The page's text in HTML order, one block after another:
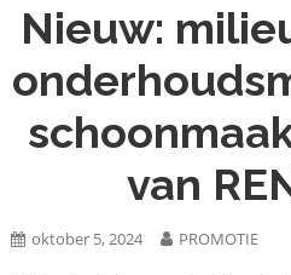
Nieuw:
van
oktober 5, 2024 PROMOTIE